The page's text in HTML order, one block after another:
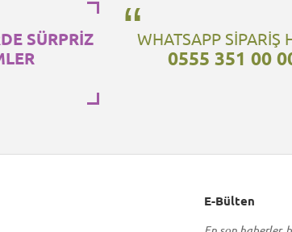
SÜRPRİZ
WHATSAPP SİPARİŞ
0555 351 00
E-Bülten